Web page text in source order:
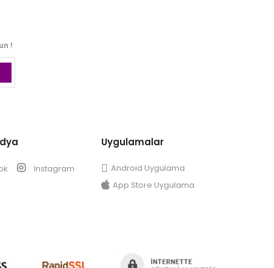
!
Instagram
Uygulamalar
Android Uygulama
App Store Uygulama